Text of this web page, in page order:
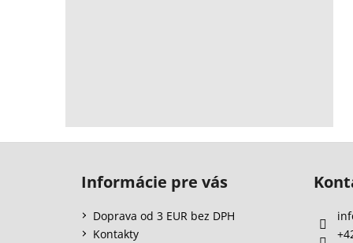
Informácie pre vás
Doprava od 3 EUR bez DPH
Kontakty